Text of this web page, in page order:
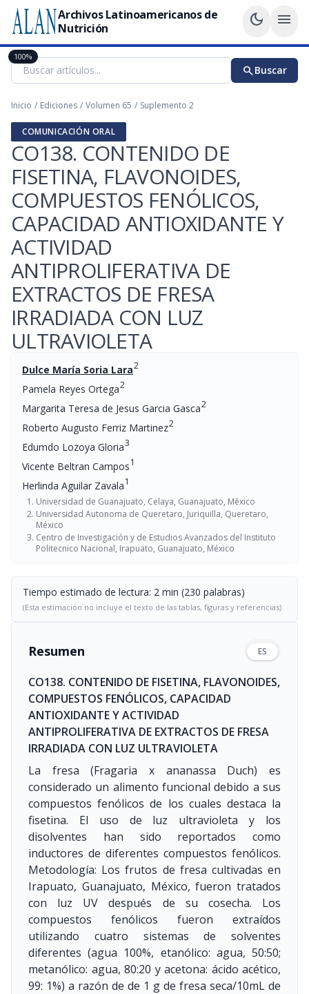
Archivos Latinoamericanos de
Nutrición
dark_mode menu
searchBuscar
Inicio / Ediciones / Volumen 65 / Suplemento 2
COMUNICACIÓN ORAL
CO138. CONTENIDO DE
FISETINA, FLAVONOIDES,
COMPUESTOS FENÓLICOS,
CAPACIDAD ANTIOXIDANTE Y
ACTIVIDAD
ANTIPROLIFERATIVA DE
EXTRACTOS DE FRESA
IRRADIADA CON LUZ
ULTRAVIOLETA
Dulce María Soria Lara2
Pamela Reyes Ortega2
Margarita Teresa de Jesus Garcia Gasca2
Roberto Augusto Ferriz Martinez2
Edumdo Lozoya Gloria3
Vicente Beltran Campos1
Herlinda Aguilar Zavala1
Universidad de Guanajuato, Celaya, Guanajuato, México
Universidad Autonoma de Queretaro, Juriquilla, Queretaro,
México
Centro de Investigación y de Estudios Avanzados del Instituto
Politecnico Nacional, Irapuato, Guanajuato, México
Tiempo estimado de lectura: 2 min (230 palabras)
(Esta estimación no incluye el texto de las tablas, figuras y referencias)
Resumen ES
CO138. CONTENIDO DE FISETINA, FLAVONOIDES,
COMPUESTOS FENÓLICOS, CAPACIDAD
ANTIOXIDANTE Y ACTIVIDAD
ANTIPROLIFERATIVA DE EXTRACTOS DE FRESA
IRRADIADA CON LUZ ULTRAVIOLETA
La fresa (Fragaria x ananassa Duch) es
considerado un alimento funcional debido a sus
compuestos fenólicos de los cuales destaca la
fisetina. El uso de luz ultravioleta y los
disolventes han sido reportados como
inductores de diferentes compuestos fenólicos.
Metodología: Los frutos de fresa cultivadas en
Irapuato, Guanajuato, México, fueron tratados
con luz UV después de su cosecha. Los
compuestos fenólicos fueron extraídos
utilizando cuatro sistemas de solventes
diferentes (agua 100%, etanólico: agua, 50:50;
metanólico: agua, 80:20 y acetona: ácido acético,
99: 1%) a razón de de 1 g de fresa seca/10mL de
100%